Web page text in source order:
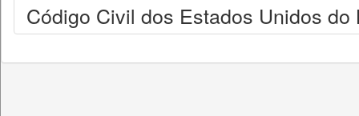
Código Civil dos Estados Unidos do